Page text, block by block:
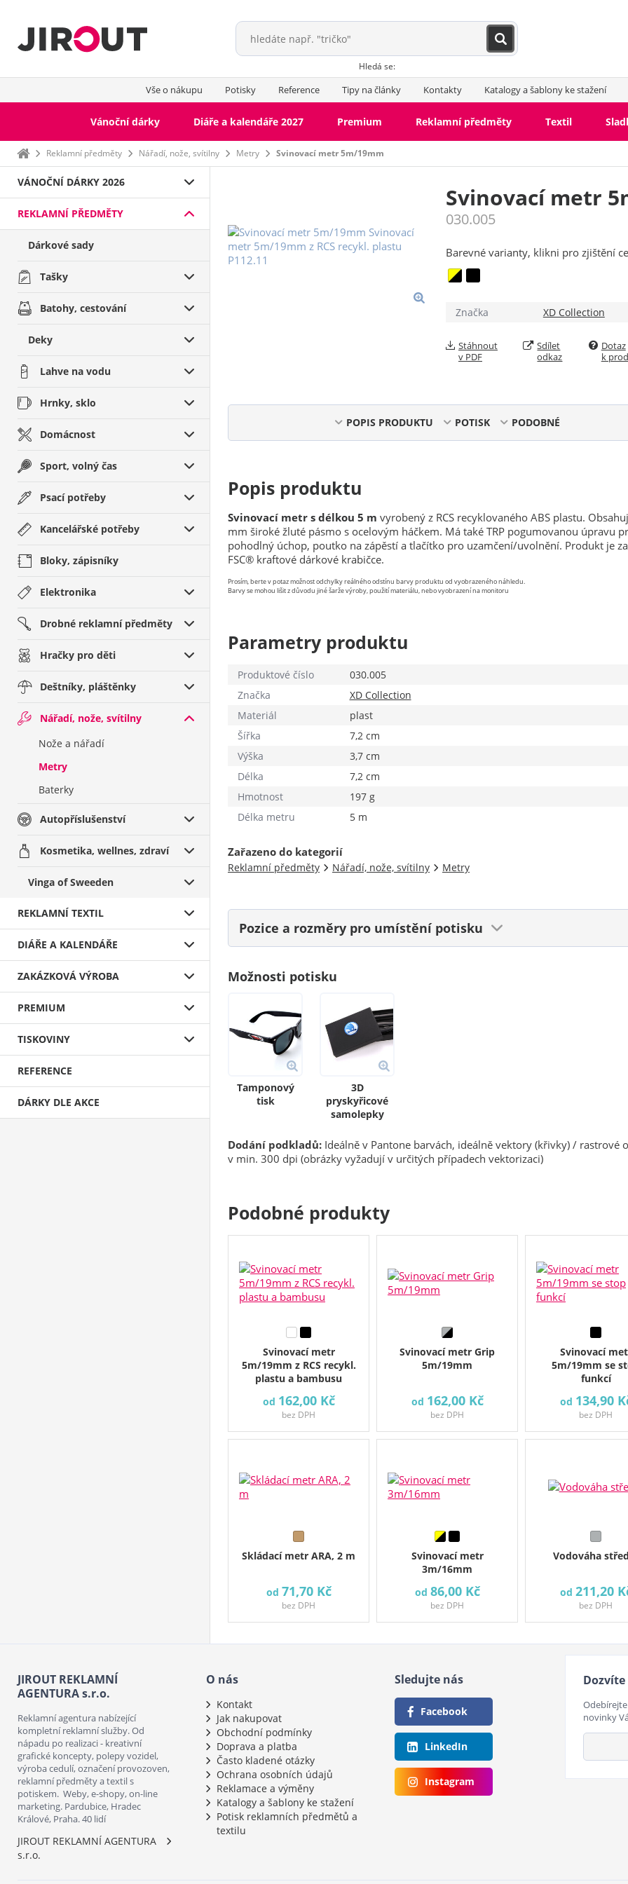
Hledá se:
Vše o nákupu Potisky Reference Tipy na články Kontakty Katalogy a šablony ke stažení
Vánoční dárky Diáře a kalendáře 2027 Premium Reklamní předměty Textil
Domů Reklamní předměty Nářadí, nože, svítilny Metry Svinovací metr 5m/19mm
VÁNOČNÍ DÁRKY 2026
REKLAMNÍ PŘEDMĚTY
Dárkové sady
Tašky
Batohy, cestování
Deky
Lahve na vodu
Hrnky, sklo
Domácnost
Sport, volný čas
Psací potřeby
Kancelářské potřeby
Bloky, zápisníky
Elektronika
Drobné reklamní předměty
Hračky pro děti
Deštníky, pláštěnky
Nářadí, nože, svítilny
Nože a nářadí
Metry
Baterky
Autopříslušenství
Kosmetika, wellnes, zdraví
Vinga of Sweeden
REKLAMNÍ TEXTIL
DIÁŘE A KALENDÁŘE
ZAKÁZKOVÁ VÝROBA
PREMIUM
TISKOVINY
REFERENCE
DÁRKY DLE AKCE
Svinovací metr
030.005
Barevné varianty, klikni pro zjištění
Značka XD Collection
Stáhnout
v PDF
Sdílet
odkaz
Dotaz
k
POPIS PRODUKTU POTISK PODOBNÉ
Popis produktu
Svinovací metr s délkou 5 m vyrobený z RCS recyklovaného ABS plastu.
mm široké žluté pásmo s ocelovým háčkem. Má také TRP pogumovanou úpravu
pohodlný úchop, poutko na zápěstí a tlačítko pro uzamčení/uvolnění. Produkt je
FSC® kraftové dárkové krabičce.
Prosím, berte v potaz možnost odchylky reálného odstínu barvy produktu od vyobrazeného náhledu.
Barvy se mohou lišit z důvodu jiné šarže výroby, použití materiálu, nebo vyobrazení na monitoru
Parametry produktu
Produktové číslo
030.005
Značka
XD Collection
Materiál
plast
Šířka
7,2 cm
Výška
3,7 cm
Délka
7,2 cm
Hmotnost
197 g
Délka metru
5 m
Zařazeno do kategorií
Reklamní předměty Nářadí, nože, svítilny Metry
Pozice a rozměry pro umístění potisku
Možnosti potisku
Tamponový
tisk
3D
pryskyřicové
samolepky
Dodání podkladů: Ideálně v Pantone barvách, ideálně vektory (křivky) / rastrové
v min. 300 dpi (obrázky vyžadují v určitých případech vektorizaci)
Podobné produkty
Svinovací metr
5m/19mm z RCS recykl.
plastu a bambusu
od 162,00 Kč
bez DPH
Svinovací metr Grip
5m/19mm
od 162,00 Kč
bez DPH
Svinovací
5m/19mm se
funkcí
od 134,90
bez DPH
Skládací metr ARA, 2 m
od 71,70 Kč
bez DPH
Svinovací metr
3m/16mm
od 86,00 Kč
bez DPH
Vodováha
od 211,20
bez DPH
JIROUT REKLAMNÍ
AGENTURA s.r.o.
Reklamní agentura nabízející
kompletní reklamní služby. Od
nápadu po realizaci - kreativní
grafické koncepty, polepy vozidel,
výroba cedulí, označení provozoven,
reklamní předměty a textil s
potiskem. Weby, e-shopy, on-line
marketing. Pardubice, Hradec
Králové, Praha. 40 lidí
JIROUT REKLAMNÍ AGENTURA
s.r.o.
O nás
Kontakt
Jak nakupovat
Obchodní podmínky
Doprava a platba
Často kladené otázky
Ochrana osobních údajů
Reklamace a výměny
Katalogy a šablony ke stažení
Potisk reklamních předmětů a
textilu
Sledujte nás
Facebook
LinkedIn
Instagram
novinky